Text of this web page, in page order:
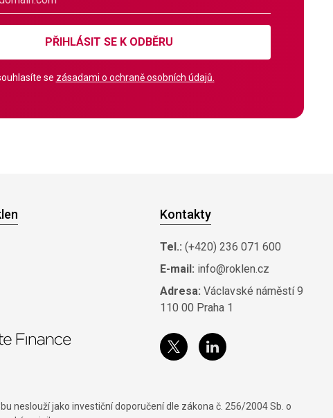
PŘIHLÁSIT SE K ODBĚRU
se zásadami o ochraně osobních údajů.
Kontakty
Tel.: (+420) 236 071 600
E-mail: info@roklen.cz
Adresa: Václavské náměstí 9
110 00 Praha 1
neslouží jako investiční doporučení dle zákona č. 256/2004 Sb. o